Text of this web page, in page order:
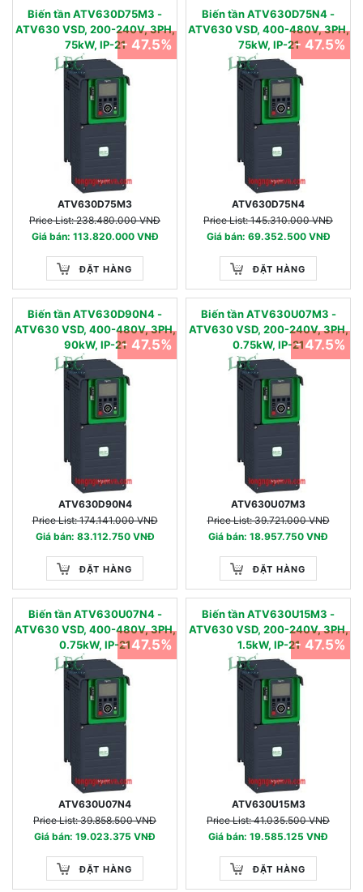
Biến tần ATV630D75M3 -
ATV630 VSD, 200-240V, 3PH,
75kW, IP-21
ATV630D75M3
Price List: 238.480.000 VNĐ
Giá bán: 113.820.000 VNĐ
ĐẶT HÀNG
- 47.5%
Biến tần ATV630D75N4 -
ATV630 VSD, 400-480V, 3PH,
75kW, IP-21
ATV630D75N4
Price List: 145.310.000 VNĐ
Giá bán: 69.352.500 VNĐ
ĐẶT HÀNG
- 47.5%
Biến tần ATV630D90N4 -
ATV630 VSD, 400-480V, 3PH,
90kW, IP-21
ATV630D90N4
Price List: 174.141.000 VNĐ
Giá bán: 83.112.750 VNĐ
ĐẶT HÀNG
- 47.5%
Biến tần ATV630U07M3 -
ATV630 VSD, 200-240V, 3PH,
0.75kW, IP-21
ATV630U07M3
Price List: 39.721.000 VNĐ
Giá bán: 18.957.750 VNĐ
ĐẶT HÀNG
- 47.5%
Biến tần ATV630U07N4 -
ATV630 VSD, 400-480V, 3PH,
0.75kW, IP-21
ATV630U07N4
Price List: 39.858.500 VNĐ
Giá bán: 19.023.375 VNĐ
ĐẶT HÀNG
- 47.5%
Biến tần ATV630U15M3 -
ATV630 VSD, 200-240V, 3PH,
1.5kW, IP-21
ATV630U15M3
Price List: 41.035.500 VNĐ
Giá bán: 19.585.125 VNĐ
ĐẶT HÀNG
- 47.5%